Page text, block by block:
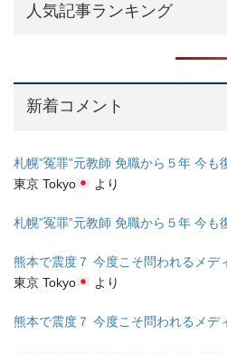
人気記事ランキング
新着コメント
札幌”冤罪”元教師 免職から５年 今も
東京 Tokyo
より
札幌”冤罪”元教師 免職から５年 今も
熊本で震度７ 今度こそ問われるメデ
東京 Tokyo
より
熊本で震度７ 今度こそ問われるメデ